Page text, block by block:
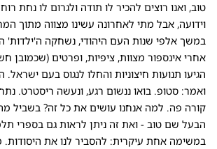
טוב, ואנו רוצים להכיר לו תודה ולגרום לו נחת
וידועה, אבל מתי לאחרונה עשינו מצווה מתוך
במשך אלפי שנות העם היהודי, נשחקה ה'ילדות'
אחרי אינספור מצוות, ציפיות, ופרטים (שכמובן
הגיעו תנועות חיצוניות והחלו לנגוס בעם
ואמר: סטופ. בואו ננשום רגע, ונעשה ריסטרט.
קורה פה. למה אנחנו עושים את כל זה? בשביל
הבעל שם טוב - ואת זה ניתן לראות גם בספרי
במשימה אחת עיקרית: להסביר לנו את